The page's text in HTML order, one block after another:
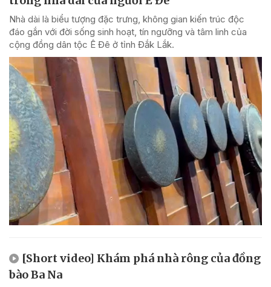
Nhà dài là biểu tượng đặc trưng, không gian kiến trúc độc
đáo gắn với đời sống sinh hoạt, tín ngưỡng và tâm linh của
cộng đồng dân tộc Ê Đê ở tỉnh Đắk Lắk.
[Short video] Khám phá nhà rông của đồng
bào Ba Na